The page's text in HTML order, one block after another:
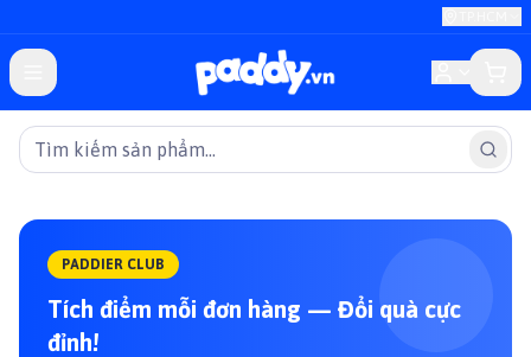
PADDIER CLUB
Tích điểm mỗi đơn hàng — Đổi quà cực
đỉnh!